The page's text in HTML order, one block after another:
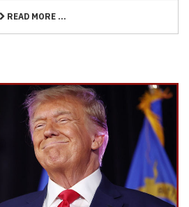
READ MORE ...